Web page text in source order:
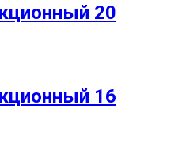
20
16